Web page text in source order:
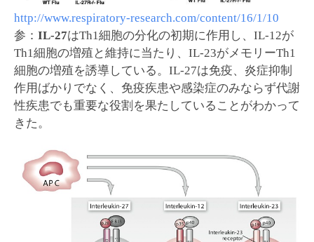
http://www.respiratory-research.com/content/16/1/10
参： IL-27はTh1細胞の分化の初期に作用し、IL-12が
Th1細胞の増殖と維持に当たり、IL-23がメモリーTh1
細胞の増殖を誘導している。IL-27は免疫、炎症抑制
作用ばかりでなく、免疫疾患や感染症のみならず代謝
性疾患でも重要な役割を果たしていることがわかって
きた。